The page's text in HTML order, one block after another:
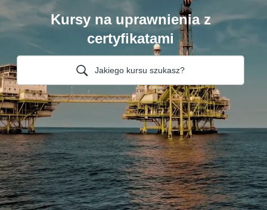
Kursy na uprawnienia z
certyfikatami
Jakiego kursu szukasz?